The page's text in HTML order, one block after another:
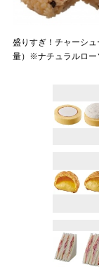
盛りすぎ！チャーシ
量）※ナチュラルロー